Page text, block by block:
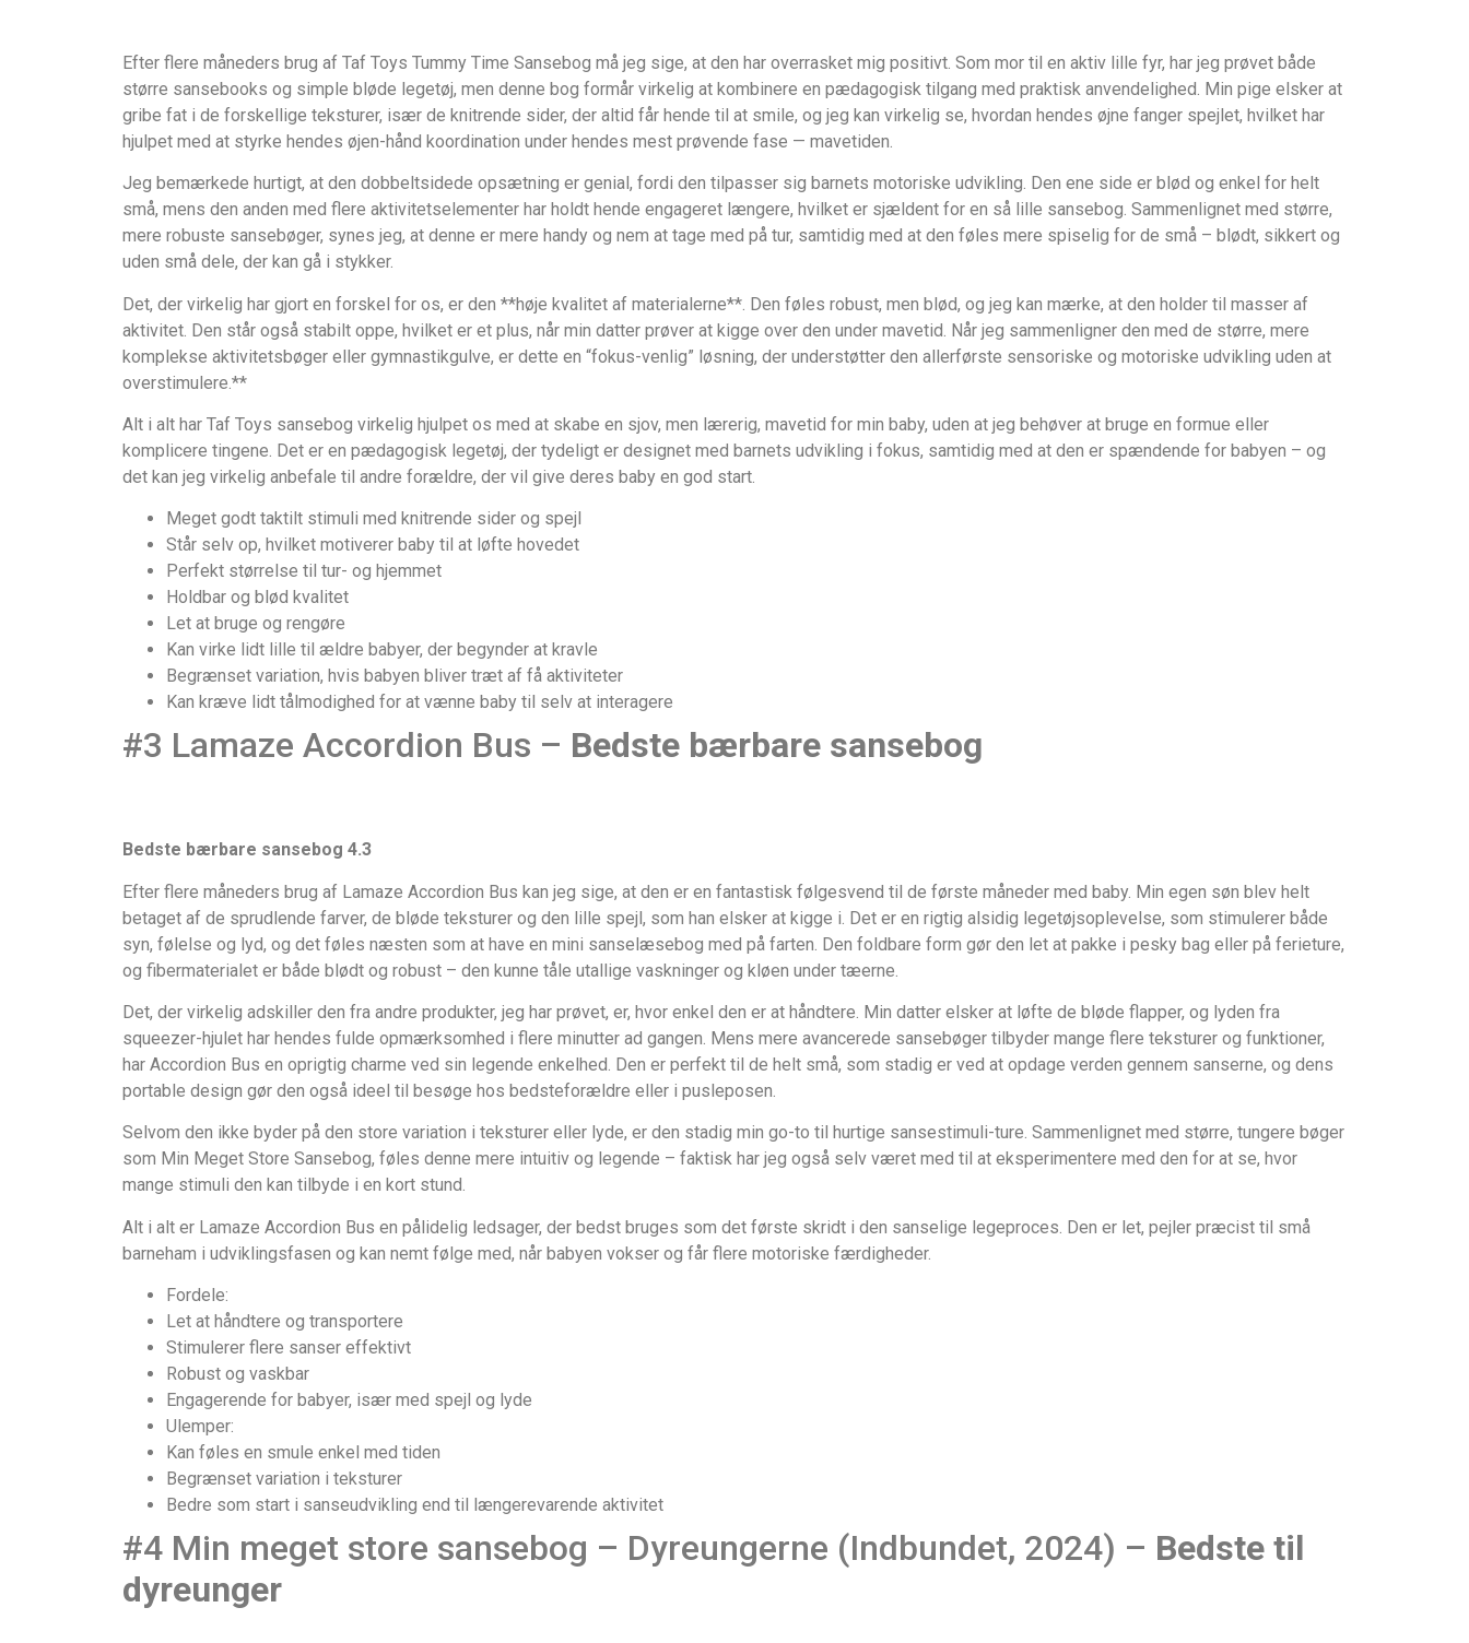
Efter flere måneders brug af Taf Toys Tummy Time Sansebog må jeg sige, at den har overrasket mig positivt. Som mor til en aktiv lille fyr, har jeg prøvet både
større sansebooks og simple bløde legetøj, men denne bog formår virkelig at kombinere en pædagogisk tilgang med praktisk anvendelighed. Min pige elsker at
gribe fat i de forskellige teksturer, især de knitrende sider, der altid får hende til at smile, og jeg kan virkelig se, hvordan hendes øjne fanger spejlet, hvilket har
hjulpet med at styrke hendes øjen-hånd koordination under hendes mest prøvende fase — mavetiden.
Jeg bemærkede hurtigt, at den dobbeltsidede opsætning er genial, fordi den tilpasser sig barnets motoriske udvikling. Den ene side er blød og enkel for helt
små, mens den anden med flere aktivitetselementer har holdt hende engageret længere, hvilket er sjældent for en så lille sansebog. Sammenlignet med større,
mere robuste sansebøger, synes jeg, at denne er mere handy og nem at tage med på tur, samtidig med at den føles mere spiselig for de små – blødt, sikkert og
uden små dele, der kan gå i stykker.
Det, der virkelig har gjort en forskel for os, er den **høje kvalitet af materialerne**. Den føles robust, men blød, og jeg kan mærke, at den holder til masser af
aktivitet. Den står også stabilt oppe, hvilket er et plus, når min datter prøver at kigge over den under mavetid. Når jeg sammenligner den med de større, mere
komplekse aktivitetsbøger eller gymnastikgulve, er dette en “fokus-venlig” løsning, der understøtter den allerførste sensoriske og motoriske udvikling uden at
overstimulere.**
Alt i alt har Taf Toys sansebog virkelig hjulpet os med at skabe en sjov, men lærerig, mavetid for min baby, uden at jeg behøver at bruge en formue eller
komplicere tingene. Det er en pædagogisk legetøj, der tydeligt er designet med barnets udvikling i fokus, samtidig med at den er spændende for babyen – og
det kan jeg virkelig anbefale til andre forældre, der vil give deres baby en god start.
Meget godt taktilt stimuli med knitrende sider og spejl
Står selv op, hvilket motiverer baby til at løfte hovedet
Perfekt størrelse til tur- og hjemmet
Holdbar og blød kvalitet
Let at bruge og rengøre
Kan virke lidt lille til ældre babyer, der begynder at kravle
Begrænset variation, hvis babyen bliver træt af få aktiviteter
Kan kræve lidt tålmodighed for at vænne baby til selv at interagere
#3 Lamaze Accordion Bus – Bedste bærbare sansebog
Bedste bærbare sansebog 4.3
Efter flere måneders brug af Lamaze Accordion Bus kan jeg sige, at den er en fantastisk følgesvend til de første måneder med baby. Min egen søn blev helt
betaget af de sprudlende farver, de bløde teksturer og den lille spejl, som han elsker at kigge i. Det er en rigtig alsidig legetøjsoplevelse, som stimulerer både
syn, følelse og lyd, og det føles næsten som at have en mini sanselæsebog med på farten. Den foldbare form gør den let at pakke i pesky bag eller på ferieture,
og fibermaterialet er både blødt og robust – den kunne tåle utallige vaskninger og kløen under tæerne.
Det, der virkelig adskiller den fra andre produkter, jeg har prøvet, er, hvor enkel den er at håndtere. Min datter elsker at løfte de bløde flapper, og lyden fra
squeezer-hjulet har hendes fulde opmærksomhed i flere minutter ad gangen. Mens mere avancerede sansebøger tilbyder mange flere teksturer og funktioner,
har Accordion Bus en oprigtig charme ved sin legende enkelhed. Den er perfekt til de helt små, som stadig er ved at opdage verden gennem sanserne, og dens
portable design gør den også ideel til besøge hos bedsteforældre eller i pusleposen.
Selvom den ikke byder på den store variation i teksturer eller lyde, er den stadig min go-to til hurtige sansestimuli-ture. Sammenlignet med større, tungere bøger
som Min Meget Store Sansebog, føles denne mere intuitiv og legende – faktisk har jeg også selv været med til at eksperimentere med den for at se, hvor
mange stimuli den kan tilbyde i en kort stund.
Alt i alt er Lamaze Accordion Bus en pålidelig ledsager, der bedst bruges som det første skridt i den sanselige legeproces. Den er let, pejler præcist til små
barneham i udviklingsfasen og kan nemt følge med, når babyen vokser og får flere motoriske færdigheder.
Fordele:
Let at håndtere og transportere
Stimulerer flere sanser effektivt
Robust og vaskbar
Engagerende for babyer, især med spejl og lyde
Ulemper:
Kan føles en smule enkel med tiden
Begrænset variation i teksturer
Bedre som start i sanseudvikling end til længerevarende aktivitet
#4 Min meget store sansebog – Dyreungerne (Indbundet, 2024) – Bedste til
dyreunger